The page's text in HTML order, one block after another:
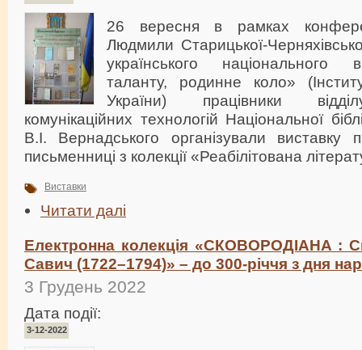
26 вересня в рамках
Людмили Старицької-
українського національного
таланту, родинне коло»
України) працівники
комунікаційних технологій Національної
В.І. Вернадського організували виставку
письменниці з колекції «Реабілітована
Виставки
Читати далі
Електронна колекція «СКОВОРОДІАНА :
Савич (1722–1794)» – до 300-річчя з дня
3 Грудень 2022
Дата події:
3-12-2022